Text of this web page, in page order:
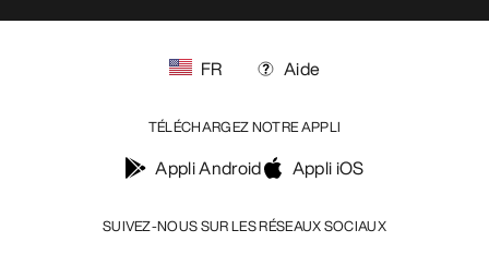
SUIVEZ-NOUS SUR LES RÉSEAUX SOCIAUX
FR Aide
TÉLÉCHARGEZ NOTRE APPLI
Appli Android Appli iOS